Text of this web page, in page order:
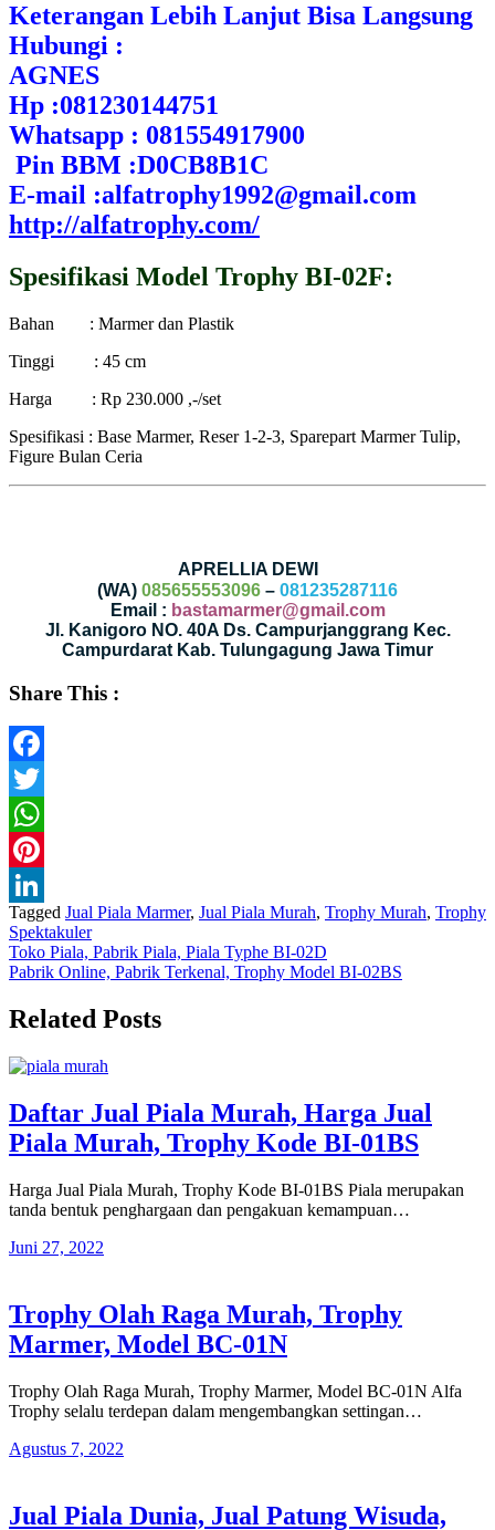
Keterangan Lebih Lanjut Bisa Langsung
Hubungi :
AGNES
Hp :081230144751
Whatsapp : 081554917900
Pin BBM :D0CB8B1C
E-mail :alfatrophy1992@gmail.com
http://alfatrophy.com/
Spesifikasi Model Trophy BI-02F:
Bahan : Marmer dan Plastik
Tinggi : 45 cm
Harga : Rp 230.000 ,-/set
Spesifikasi : Base Marmer, Reser 1-2-3, Sparepart Marmer Tulip,
Figure Bulan Ceria
APRELLIA DEWI
(WA) 085655553096 – 081235287116
Email : bastamarmer@gmail.com
Jl. Kanigoro NO. 40A Ds. Campurjanggrang Kec.
Campurdarat Kab. Tulungagung Jawa Timur
Share This :
Facebook
Twitter
WhatsApp
Pinterest
LinkedIn
Tagged Jual Piala Marmer, Jual Piala Murah, Trophy Murah, Trophy
Spektakuler
Navigasi
pos
Toko Piala, Pabrik Piala, Piala Typhe BI-02D
Pabrik Online, Pabrik Terkenal, Trophy Model BI-02BS
Related Posts
Daftar Jual Piala Murah, Harga Jual
Piala Murah, Trophy Kode BI-01BS
Harga Jual Piala Murah, Trophy Kode BI-01BS Piala merupakan
tanda bentuk penghargaan dan pengakuan kemampuan…
Juni 27, 2022
Trophy Olah Raga Murah, Trophy
Marmer, Model BC-01N
Trophy Olah Raga Murah, Trophy Marmer, Model BC-01N Alfa
Trophy selalu terdepan dalam mengembangkan settingan…
Agustus 7, 2022
Jual Piala Dunia, Jual Patung Wisuda,